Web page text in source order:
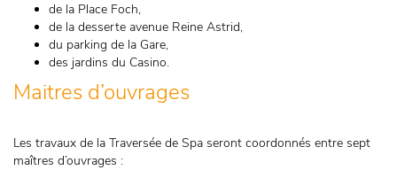
de la Place Foch,
de la desserte avenue Reine Astrid,
du parking de la Gare,
des jardins du Casino.
Maitres d’ouvrages
Les travaux de la Traversée de Spa seront coordonnés entre sept
maîtres d’ouvrages :